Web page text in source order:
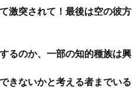
激突されて！最後は空の彼方
るのか、一部の知的種族は興
きないかと考える者までいる